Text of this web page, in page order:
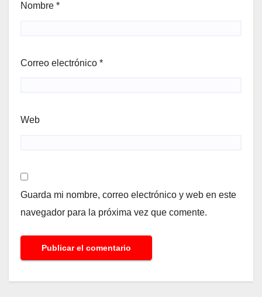
Nombre *
Correo electrónico *
Web
Guarda mi nombre, correo electrónico y web en este
navegador para la próxima vez que comente.